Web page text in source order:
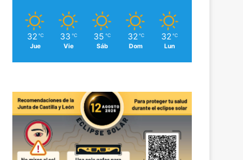
32 ℃
Jue
33 ℃
Vie
35 ℃
Sáb
32 ℃
Dom
32 ℃
Lun